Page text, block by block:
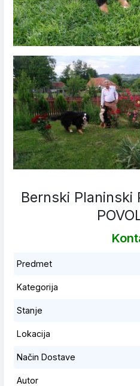
Bernski Planinski
Predmet
Kategorija
Stanje
Lokacija
Način Dostave
Autor